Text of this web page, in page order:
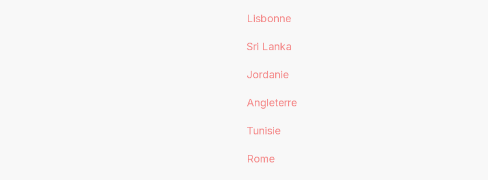
Lisbonne
Sri Lanka
Jordanie
Angleterre
Tunisie
Rome